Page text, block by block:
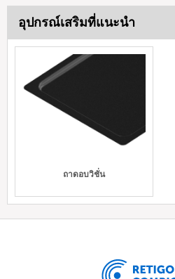
อุปกรณ์เสริมที่แนะนำ
ถาดอบวิชั่น